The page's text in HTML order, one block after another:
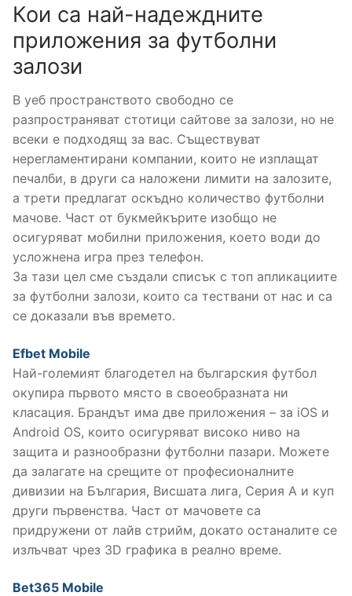
Кои са най-надеждните
приложения за футболни
залози
В уеб пространството свободно се
разпространяват стотици сайтове за залози, но не
всеки е подходящ за вас. Съществуват
нерегламентирани компании, които не изплащат
печалби, в други са наложени лимити на залозите,
а трети предлагат оскъдно количество футболни
мачове. Част от букмейкърите изобщо не
осигуряват мобилни приложения, което води до
усложнена игра през телефон.
За тази цел сме създали списък с топ апликациите
за футболни залози, които са тествани от нас и са
се доказали във времето.
Efbet Mobile
Най-големият благодетел на българския футбол
окупира първото място в своеобразната ни
класация. Брандът има две приложения – за iOS и
Android OS, които осигуряват високо ниво на
защита и разнообразни футболни пазари. Можете
да залагате на срещите от професионалните
дивизии на България, Висшата лига, Серия А и куп
други първенства. Част от мачовете са
придружени от лайв стрийм, докато останалите се
излъчват чрез 3D графика в реално време.
Bet365 Mobile